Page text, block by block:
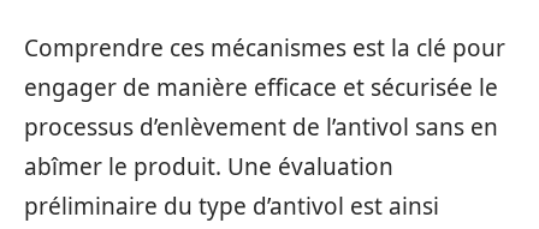
Comprendre ces mécanismes est la clé pour
engager de manière efficace et sécurisée le
processus d’enlèvement de l’antivol sans en
abîmer le produit. Une évaluation
préliminaire du type d’antivol est ainsi